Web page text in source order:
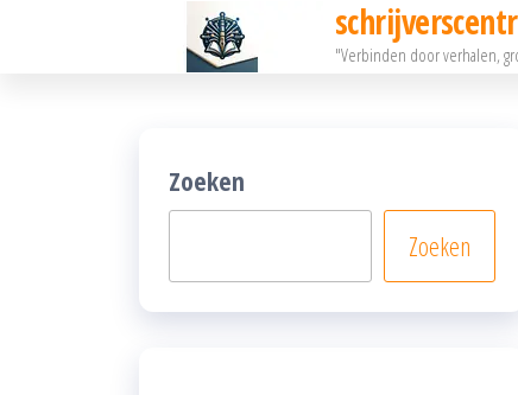
"Verbinden door verhalen,
Zoeken
Zoeken